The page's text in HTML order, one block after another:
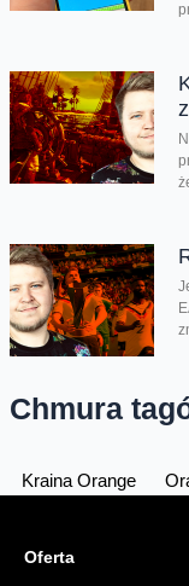
Chmura
Kraina Orange
Oferta